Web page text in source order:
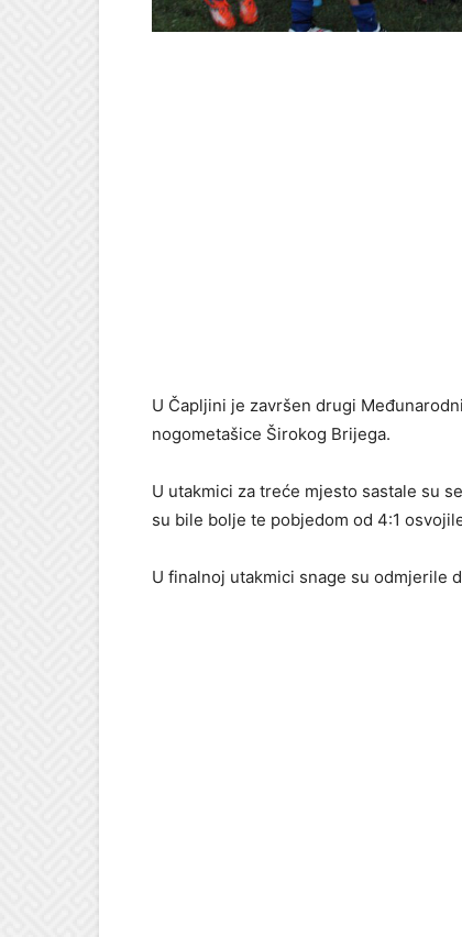
U Čapljini je završen drugi
nogometašice Širokog Brijega.
U utakmici za treće mjesto sastale su
su bile bolje te pobjedom od 4:1
U finalnoj utakmici snage su odmjerile